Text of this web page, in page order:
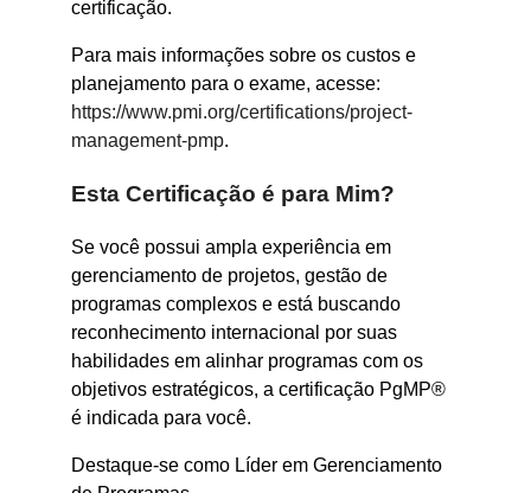
certificação.
Para mais informações sobre os custos e
planejamento para o exame, acesse:
https://www.pmi.org/certifications/project-
management-pmp.
Esta Certificação é para Mim?
Se você possui ampla experiência em
gerenciamento de projetos, gestão de
programas complexos e está buscando
reconhecimento internacional por suas
habilidades em alinhar programas com os
objetivos estratégicos, a certificação PgMP®
é indicada para você.
Destaque-se como Líder em Gerenciamento